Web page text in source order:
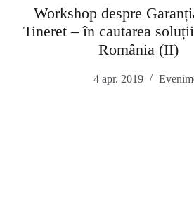
Workshop despre
Tineret – în cautarea
România (II)
4 apr. 2019